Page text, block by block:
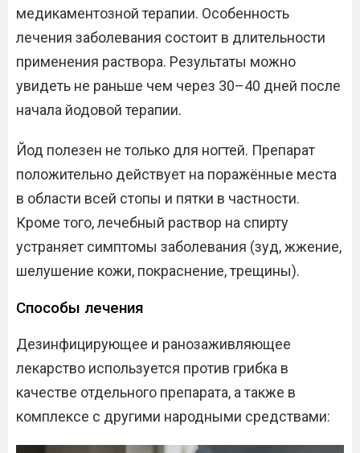
медикаментозной терапии. Особенность
лечения заболевания состоит в длительности
применения раствора. Результаты можно
увидеть не раньше чем через 30–40 дней после
начала йодовой терапии.
Йод полезен не только для ногтей. Препарат
положительно действует на поражённые места
в области всей стопы и пятки в частности.
Кроме того, лечебный раствор на спирту
устраняет симптомы заболевания (зуд, жжение,
шелушение кожи, покраснение, трещины).
Способы лечения
Дезинфицирующее и ранозаживляющее
лекарство используется против грибка в
качестве отдельного препарата, а также в
комплексе с другими народными средствами: